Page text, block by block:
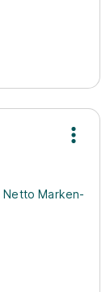
Netto Marken-